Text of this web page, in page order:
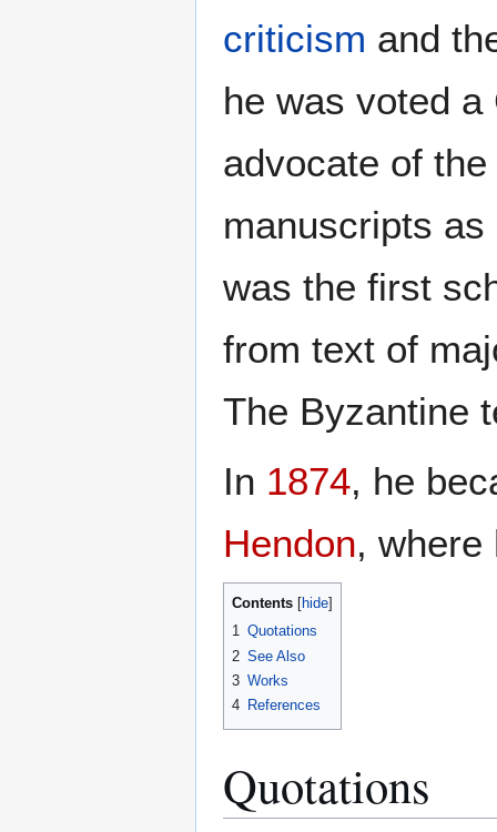
criticism and
he was voted
advocate of
manuscripts
was the first
from text of
The Byzantine
In 1874, he
Hendon, where
Contents
1 Quotations
2 See Also
3 Works
4 References
Quotations